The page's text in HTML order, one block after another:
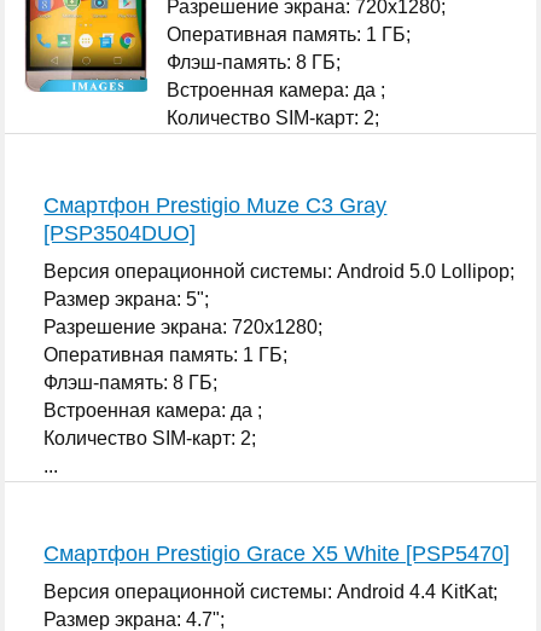
Разрешение экрана: 720x1280;
Оперативная память: 1 ГБ;
Флэш-память: 8 ГБ;
Встроенная камера: да ;
Количество SIM-карт: 2;
Смартфон Prestigio Muze C3 Gray
[PSP3504DUO]
Версия операционной системы: Android 5.0 Lollipop;
Размер экрана: 5";
Разрешение экрана: 720x1280;
Оперативная память: 1 ГБ;
Флэш-память: 8 ГБ;
Встроенная камера: да ;
Количество SIM-карт: 2;
...
Смартфон Prestigio Grace X5 White [PSP5470]
Версия операционной системы: Android 4.4 KitKat;
Размер экрана: 4.7";